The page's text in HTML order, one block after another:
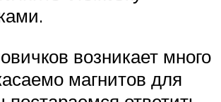
возникает много
магнитов для